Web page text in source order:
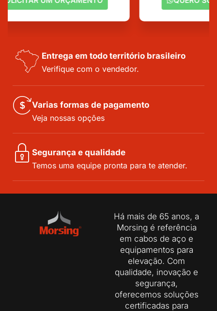
Entrega em todo território brasileiro
Verifique com o vendedor.
Varias formas de pagamento
Veja nossas opções
Segurança e qualidade
Temos uma equipe pronta para te atender.
Há mais de 65 anos, a
Morsing é referência
em cabos de aço e
equipamentos para
elevação. Com
qualidade, inovação e
segurança,
oferecemos soluções
certificadas para